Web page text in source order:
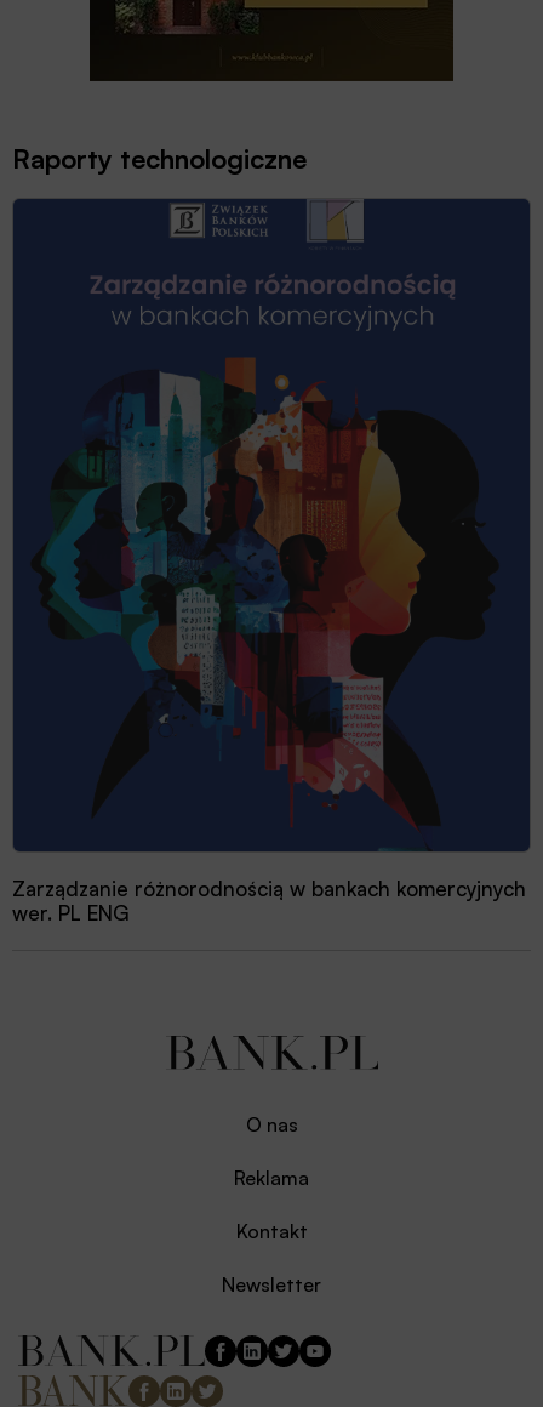
Raporty technologiczne
Zarządzanie różnorodnością w bankach komercyjnych
wer. PL ENG
O nas
Reklama
Kontakt
Newsletter